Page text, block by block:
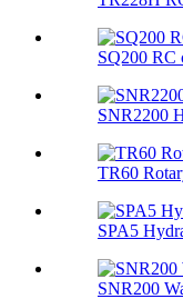
SQ200 RC
SNR2200
TR60
SPA5
SNR200